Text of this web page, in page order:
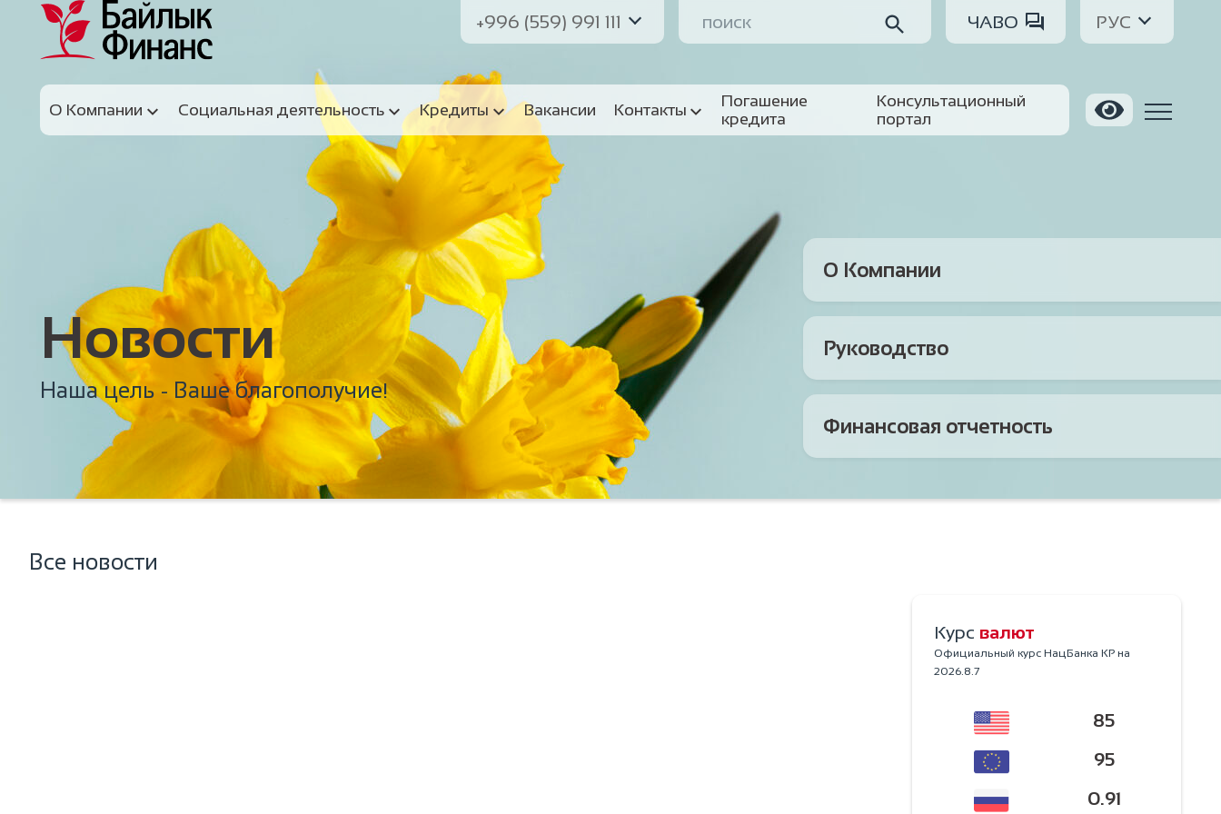
+996 (559) 991 111 ЧАВО РУС
О Компании Социальная деятельность Кредиты Вакансии Контакты
Погашение
кредита
Консультационный
портал
Новости
Наша цель - Ваше благополучие!
О Компании
Руководство
Финансовая отчетность
Все новости
Курс валют
Официальный курс НацБанка КР на
2026.8.7
85
95
0.91